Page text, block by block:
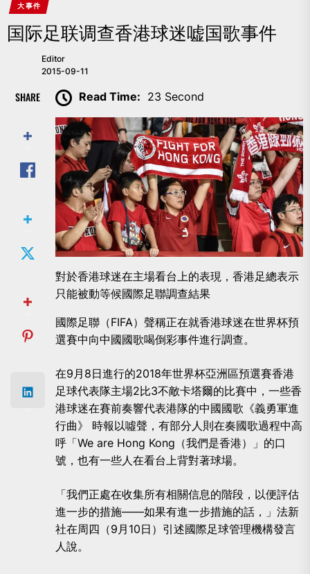
大事件
国际足联调查香港球迷嘘国歌事件
Editor
2015-09-11
SHARE Read Time: 23 Second
對於香港球迷在主場看台上的表現，香港足總表示
只能被動等候國際足聯調查結果
國際足聯（FIFA）聲稱正在就香港球迷在世界杯預
選賽中向中國國歌喝倒彩事件進行調查。
在9月8日進行的2018年世界杯亞洲區預選賽香港
足球代表隊主場2比3不敵卡塔爾的比賽中，一些香
港球迷在賽前奏響代表港隊的中國國歌《義勇軍進
行曲》 時報以噓聲，有部分人則在奏國歌過程中高
呼「We are Hong Kong（我們是香港）」的口
號，也有一些人在看台上背對著球場。
「我們正處在收集所有相關信息的階段，以便評估
進一步的措施——如果有進一步措施的話，」法新
社在周四（9月10日）引述國際足球管理機構發言
人說。